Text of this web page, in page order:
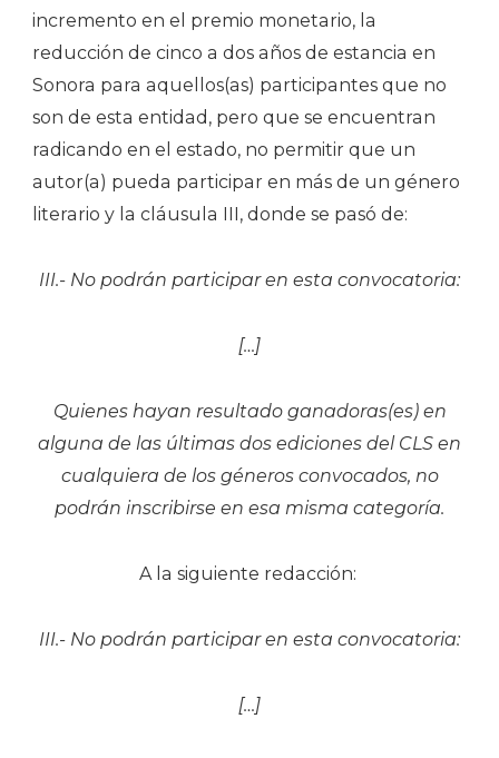
incremento en el premio monetario, la
reducción de cinco a dos años de estancia en
Sonora para aquellos(as) participantes que no
son de esta entidad, pero que se encuentran
radicando en el estado, no permitir que un
autor(a) pueda participar en más de un género
literario y la cláusula III, donde se pasó de:
III.- No podrán participar en esta convocatoria:
[…]
Quienes hayan resultado ganadoras(es) en
alguna de las últimas dos ediciones del CLS en
cualquiera de los géneros convocados, no
podrán inscribirse en esa misma categoría.
A la siguiente redacción:
III.- No podrán participar en esta convocatoria:
[…]